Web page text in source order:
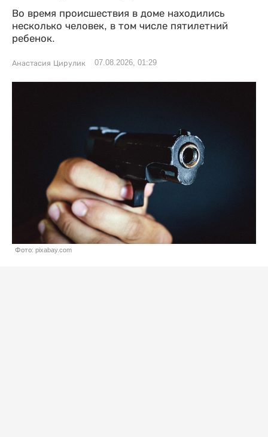
Во время происшествия в доме находились
несколько человек, в том числе пятилетний
ребенок.
Анастасия Цирулик 07.08.2026, 01:29
Фото: pixabay.com